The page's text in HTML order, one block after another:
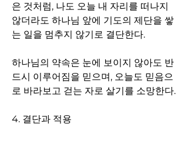
은 것처럼, 나도 오늘 내 자리를 떠나지
않더라도 하나님 앞에 기도의 제단을 쌓
는 일을 멈추지 않기로 결단한다.
하나님의 약속은 눈에 보이지 않아도 반
드시 이루어짐을 믿으며, 오늘도 믿음으
로 바라보고 걷는 자로 살기를 소망한다.
4. 결단과 적용